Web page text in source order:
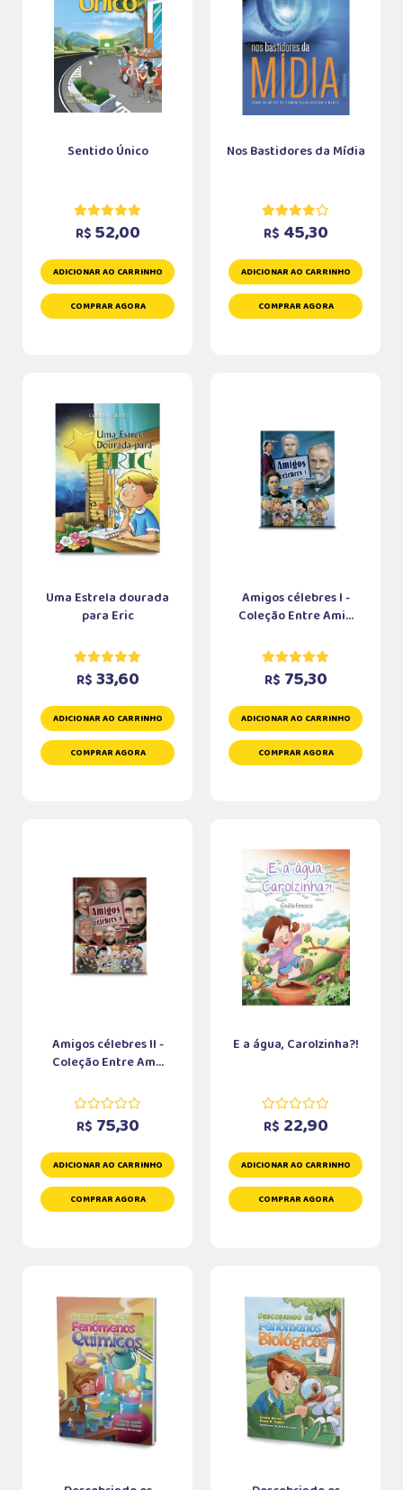
Sentido Único
R$ 52,00
ADICIONAR AO CARRINHO
COMPRAR AGORA
Nos Bastidores da Mídia
R$ 45,30
ADICIONAR AO CARRINHO
COMPRAR AGORA
Uma Estrela dourada
para Eric
R$ 33,60
ADICIONAR AO CARRINHO
COMPRAR AGORA
Amigos célebres I -
Coleção Entre Ami...
R$ 75,30
ADICIONAR AO CARRINHO
COMPRAR AGORA
Amigos célebres II -
Coleção Entre Am...
R$ 75,30
ADICIONAR AO CARRINHO
COMPRAR AGORA
E a água, Carolzinha?!
R$ 22,90
ADICIONAR AO CARRINHO
COMPRAR AGORA